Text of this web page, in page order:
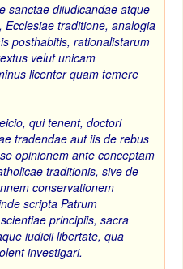
sanctae diiudicandae atque
traditione, analogia
posthabitis, rationalistarum
velut unicam
licenter quam temere
qui tenent, doctori
tradendae aut iis de rebus
opinionem ante conceptam
traditionis, sive de
conservationem
scripta Patrum
principiis, sacra
iudicii libertate, qua
investigari.